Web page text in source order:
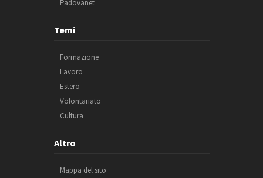
Padovanet
Temi
Formazione
Lavoro
Estero
Volontariato
Cultura
Altro
Mappa del sito